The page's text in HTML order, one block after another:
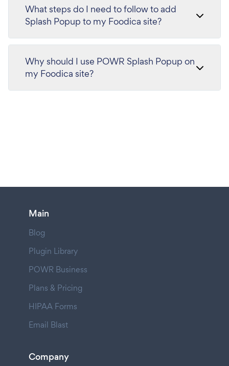
What steps do I need to follow to add
Splash Popup to my Foodica site?
Why should I use POWR Splash Popup on
my Foodica site?
Main
Blog
Plugin Library
POWR Business
Plans & Pricing
HIPAA Forms
Email Blast
Company